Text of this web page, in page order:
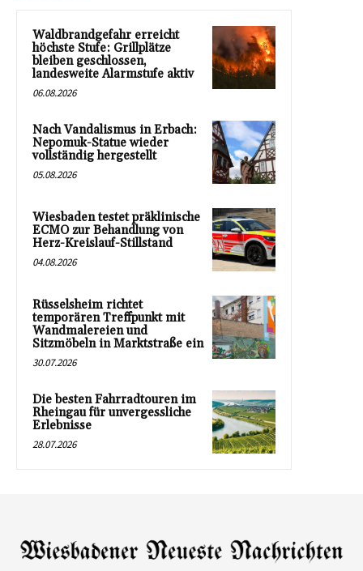
Waldbrandgefahr erreicht
höchste Stufe: Grillplätze
bleiben geschlossen,
landesweite Alarmstufe aktiv
06.08.2026
Nach Vandalismus in Erbach:
Nepomuk-Statue wieder
vollständig hergestellt
05.08.2026
Wiesbaden testet präklinische
ECMO zur Behandlung von
Herz-Kreislauf-Stillstand
04.08.2026
Rüsselsheim richtet
temporären Treffpunkt mit
Wandmalereien und
Sitzmöbeln in Marktstraße ein
30.07.2026
Die besten Fahrradtouren im
Rheingau für unvergessliche
Erlebnisse
28.07.2026